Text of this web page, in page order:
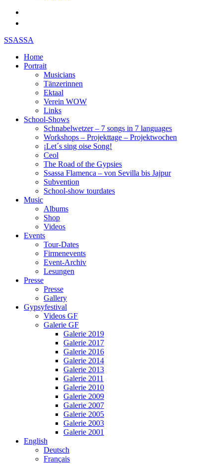
SSASSA
Home
Portrait
Musicians
Tänzerinnen
Ektaal
Verein WOW
Links
School-Shows
Schnabelwetzer – 7 songs in 7 languages
Workshops – Projekttage – Projektwochen
¡Let´s sing oise Song!
Ceol
The Road of the Gypsies
Ssassa Flamenca – von Sevilla bis Jajpur
Subvention
School-show tourdates
Music
Albums
Shop
Videos
Events
Tour-Dates
Firmenevents
Event-Archiv
Lesungen
Presse
Presse
Gallery
Gypsyfestival
Videos GF
Galerie GF
Galerie 2019
Galerie 2017
Galerie 2016
Galerie 2014
Galerie 2013
Galerie 2011
Galerie 2010
Galerie 2009
Galerie 2007
Galerie 2005
Galerie 2003
Galerie 2001
English
Deutsch
Français